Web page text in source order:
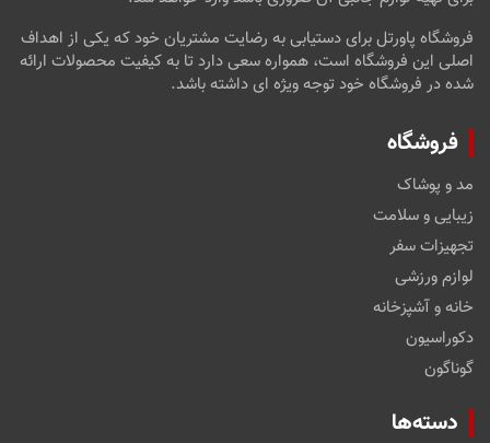
فروشگاه پاورتل برای دستیابی به رضایت مشتریان خود که یکی از اهداف
اصلی این فروشگاه است، همواره سعی دارد تا به کیفیت محصولات ارائه
شده در فروشگاه خود توجه ویژه ای داشته باشد.
فروشگاه
مد و پوشاک
زیبایی و سلامت
تجهیزات سفر
لوازم ورزشی
خانه و آشپزخانه
دکوراسیون
گوناگون
دسته‌ها